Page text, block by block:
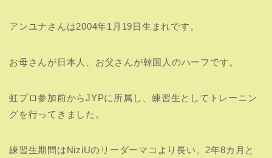
アンユナさんは2004年1月19日生まれです。
お母さんが日本人、お父さんが韓国人のハーフです。
虹プロ参加前からJYPに所属し、練習生としてトレーニン
グを行ってきました。
練習生期間はNiziUのリーダーマコより長い、2年8カ月と